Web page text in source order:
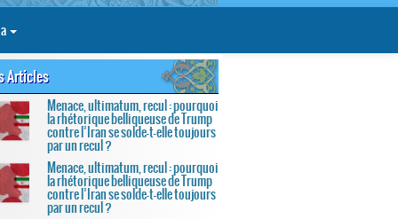
Articles
Menace, ultimatum, recul : pourquoi
la rhétorique belliqueuse de Trump
contre l’Iran se solde-t-elle toujours
par un recul ?
Menace, ultimatum, recul : pourquoi
la rhétorique belliqueuse de Trump
contre l’Iran se solde-t-elle toujours
par un recul ?